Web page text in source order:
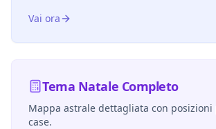
Vai ora
Tema Natale Completo
Mappa astrale dettagliata con
case.